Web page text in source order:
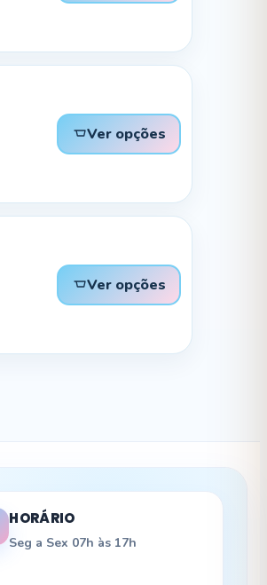
Ver opções
Ver opções
HORÁRIO
Seg a Sex 07h às 17h